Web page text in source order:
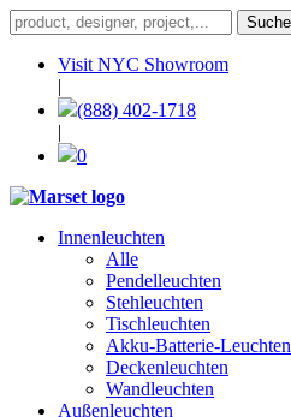
Visit NYC Showroom
|
(888) 402-1718
|
0
Innenleuchten
Alle
Pendelleuchten
Stehleuchten
Tischleuchten
Akku-Batterie-Leuchten
Deckenleuchten
Wandleuchten
Außenleuchten